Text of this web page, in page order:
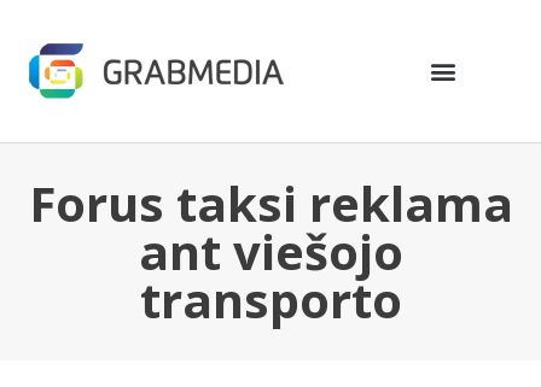
Forus taksi reklama
ant viešojo
transporto